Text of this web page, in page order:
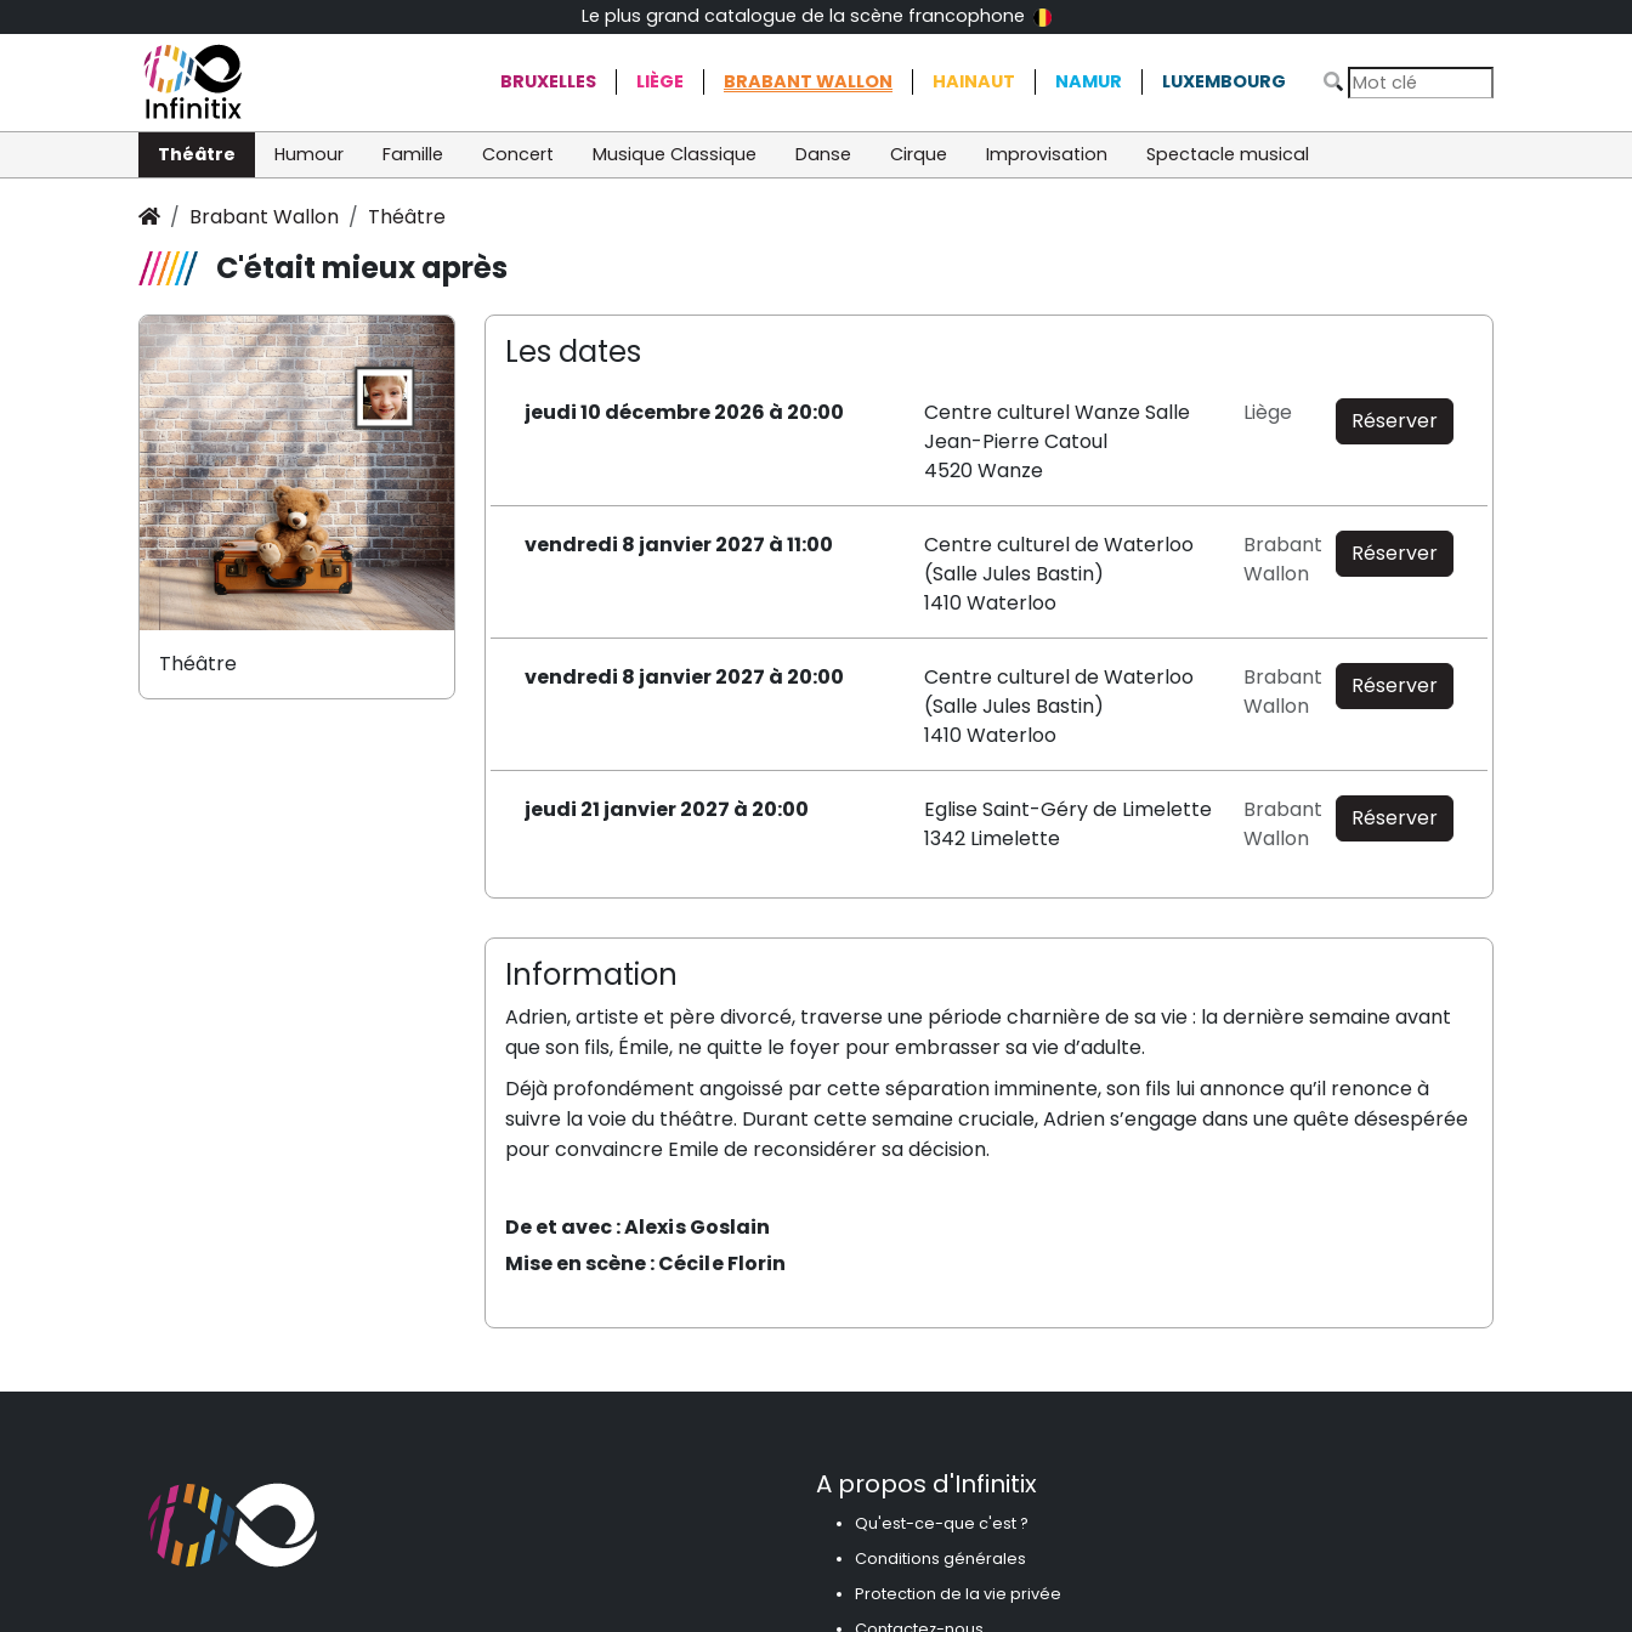
Le plus grand catalogue de la scène francophone
BRUXELLES LIÈGE BRABANT WALLON HAINAUT NAMUR LUXEMBOURG
Théâtre Humour Famille Concert Musique Classique Danse Cirque Improvisation Spectacle musical
Brabant Wallon Théâtre
C'était mieux après
Les dates
jeudi 10 décembre 2026 à 20:00
Centre culturel Wanze Salle
Jean-Pierre Catoul
4520 Wanze
Liège Réserver
vendredi 8 janvier 2027 à 11:00
Centre culturel de Waterloo
(Salle Jules Bastin)
1410 Waterloo
Brabant
Wallon
Réserver
vendredi 8 janvier 2027 à 20:00
Centre culturel de Waterloo
(Salle Jules Bastin)
1410 Waterloo
Brabant
Wallon
Réserver
jeudi 21 janvier 2027 à 20:00
Eglise Saint-Géry de Limelette
1342 Limelette
Brabant
Wallon
Réserver
Information
Adrien, artiste et père divorcé, traverse une période charnière de sa vie : la dernière semaine avant
que son fils, Émile, ne quitte le foyer pour embrasser sa vie d’adulte.
Déjà profondément angoissé par cette séparation imminente, son fils lui annonce qu’il renonce à
suivre la voie du théâtre. Durant cette semaine cruciale, Adrien s’engage dans une quête désespérée
pour convaincre Emile de reconsidérer sa décision.
De et avec :Alexis Goslain
Mise en scène :Cécile Florin
Théâtre
A propos d'Infinitix
Qu'est-ce-que c'est ?
Conditions générales
Protection de la vie privée